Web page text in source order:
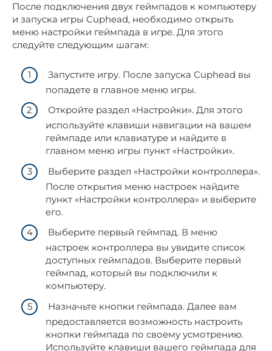
После подключения двух геймпадов к компьютеру
и запуска игры Cuphead, необходимо открыть
меню настройки геймпада в игре. Для этого
следуйте следующим шагам:
Запустите игру. После запуска Cuphead вы
попадете в главное меню игры.
Откройте раздел «Настройки». Для этого
используйте клавиши навигации на вашем
геймпаде или клавиатуре и найдите в
главном меню игры пункт «Настройки».
Выберите раздел «Настройки контроллера».
После открытия меню настроек найдите
пункт «Настройки контроллера» и выберите
его.
Выберите первый геймпад. В меню
настроек контроллера вы увидите список
доступных геймпадов. Выберите первый
геймпад, который вы подключили к
компьютеру.
Назначьте кнопки геймпада. Далее вам
предоставляется возможность настроить
кнопки геймпада по своему усмотрению.
Используйте клавиши вашего геймпада для